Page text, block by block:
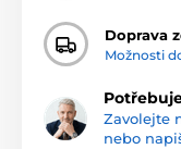
Doprava
Možnosti
Zavolejte
nebo